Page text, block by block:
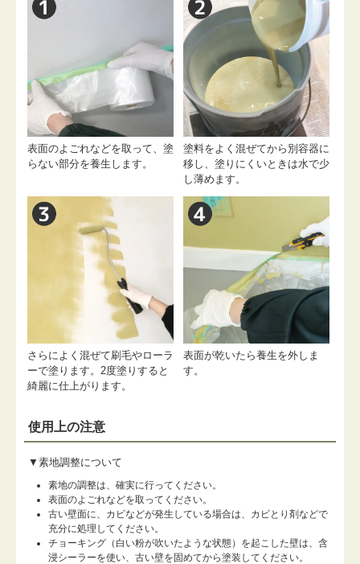
表面のよごれなどを取って、塗
らない部分を養生します。
塗料をよく混ぜてから別容器に
移し、塗りにくいときは水で少
し薄めます。
さらによく混ぜて刷毛やローラ
ーで塗ります。2度塗りすると
綺麗に仕上がります。
表面が乾いたら養生を外しま
す。
使用上の注意
▼素地調整について
素地の調整は、確実に行ってください。
表面のよごれなどを取ってください。
古い壁面に、カビなどが発生している場合は、カビとり剤などで
充分に処理してください。
チョーキング（白い粉が吹いたような状態）を起こした壁は、含
浸シーラーを使い、古い壁を固めてから塗装してください。